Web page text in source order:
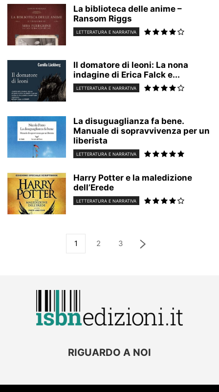
La biblioteca delle anime –
Ransom Riggs
LETTERATURA E NARRATIVA
Il domatore di leoni: La nona
indagine di Erica Falck e...
LETTERATURA E NARRATIVA
La disuguaglianza fa bene.
Manuale di sopravvivenza per un
liberista
LETTERATURA E NARRATIVA
Harry Potter e la maledizione
dell’Erede
LETTERATURA E NARRATIVA
1 2 3
RIGUARDO A NOI